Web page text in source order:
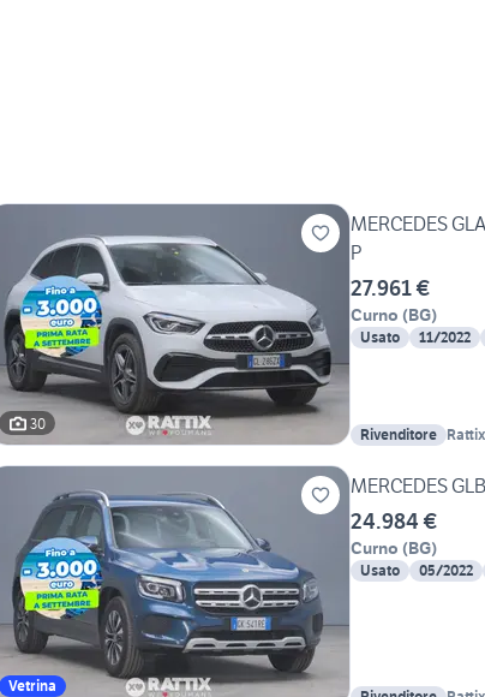
30
MERCEDES
P
27.961 €
Curno (BG)
Usato 11/2022
Rivenditore
Vetrina
MERCEDES
24.984 €
Curno (BG)
Usato 05/2022